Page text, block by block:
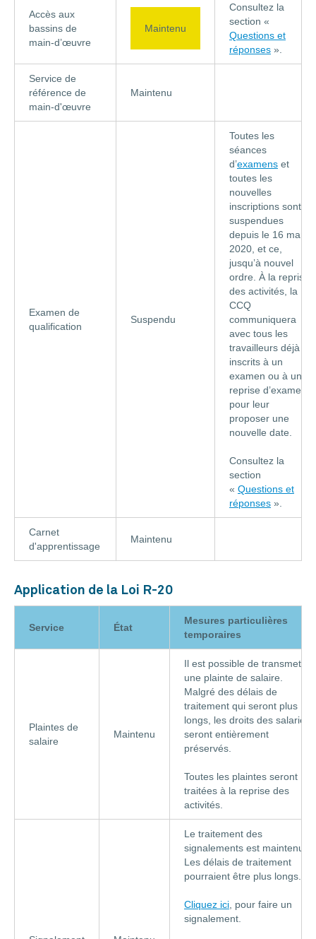
Accès aux
bassins de
main-d’œuvre
Maintenu
Consultez la
section «
Questions et
réponses ».
Service de
référence de
main-d'œuvre
Maintenu
Examen de
qualification
Suspendu
Toutes les
séances
d’examens et
toutes les
nouvelles
inscriptions sont
suspendues
depuis le 16 mars
2020, et ce,
jusqu’à nouvel
ordre. À la reprise
des activités, la
CCQ
communiquera
avec tous les
travailleurs déjà
inscrits à un
examen ou à une
reprise d’examen
pour leur
proposer une
nouvelle date.
Consultez la
section
« Questions et
réponses ».
Carnet
d'apprentissage
Maintenu
Application de la Loi R-20
Service État
Mesures particulières
temporaires
Plaintes de
salaire
Maintenu
Il est possible de transmettre
une plainte de salaire.
Malgré des délais de
traitement qui seront plus
longs, les droits des salariés
seront entièrement
préservés.
Toutes les plaintes seront
traitées à la reprise des
activités.
Le traitement des
signalements est maintenu.
Les délais de traitement
pourraient être plus longs.
Cliquez ici , pour faire un
signalement.